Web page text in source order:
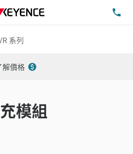
系列
解價格
模組